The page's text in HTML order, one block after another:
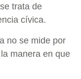
trata de
cívica.
no se mide por
manera en que